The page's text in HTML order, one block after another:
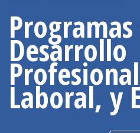
Desarrollo
Laboral, y